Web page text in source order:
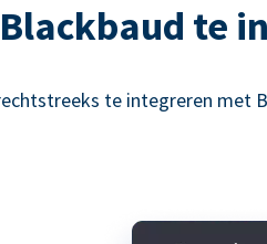
te
te integreren met